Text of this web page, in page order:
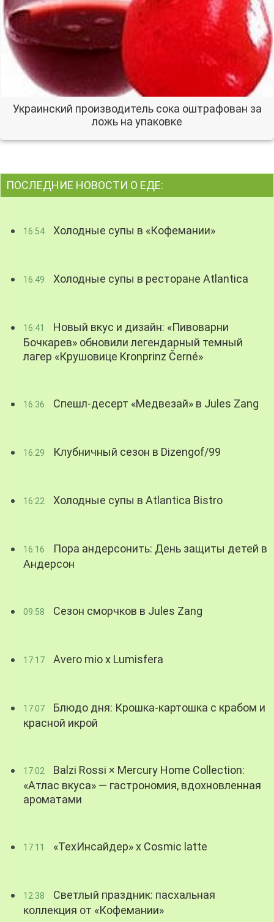
Украинский производитель сока оштрафован за
ложь на упаковке
ПОСЛЕДНИЕ НОВОСТИ О ЕДЕ:
16:54 Холодные супы в «Кофемании»
16:49 Холодные супы в ресторане Atlantica
16:41
Новый вкус и дизайн: «Пивоварни
Бочкарев» обновили легендарный темный
лагер «Крушовице Kronprinz Černé»
16:36 Спешл-десерт «Медвезай» в Jules Zang
16:29 Клубничный сезон в Dizengof/99
16:22 Холодные супы в Atlantica Bistro
16:16
Пора андерсонить: День защиты детей в
Андерсон
09:58 Сезон сморчков в Jules Zang
17:17 Avero mio x Lumisfera
17:07
Блюдо дня: Крошка-картошка с крабом и
красной икрой
17:02
Balzi Rossi × Mercury Home Collection:
«Атлас вкуса» — гастрономия, вдохновленная
ароматами
17:11 «ТехИнсайдер» х Cosmic latte
12:38
Светлый праздник: пасхальная
коллекция от «Кофемании»